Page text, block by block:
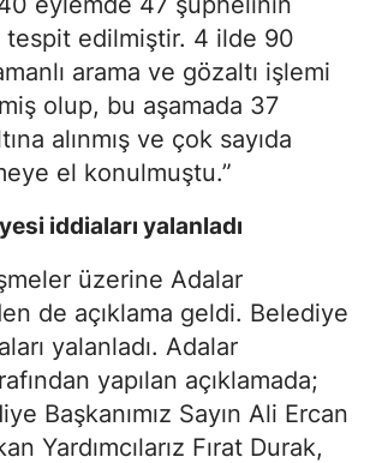
tespit edilmiştir. 4 ilde 90
arama ve gözaltı işlemi
olup, bu aşamada 37
alınmış ve çok sayıda
el konulmuştu.”
iddiaları yalanladı
üzerine Adalar
de açıklama geldi. Belediye
yalanladı. Adalar
yapılan açıklamada;
Başkanımız Sayın Ali Ercan
Yardımcılarız Fırat Durak,